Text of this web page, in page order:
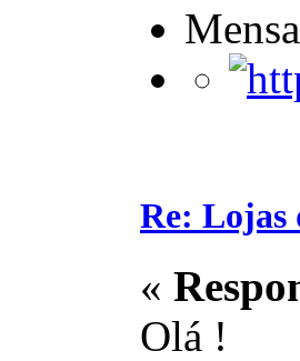
Re: Lojas
«
Olá !